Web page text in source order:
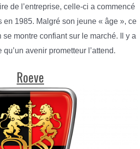
de l’entreprise, celle-ci a commencé
en 1985. Malgré son jeune « âge », ce
montre confiant sur le marché. Il y a
avenir prometteur l’attend.
Roeve